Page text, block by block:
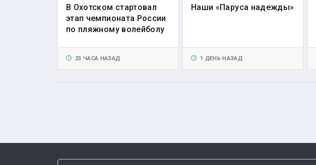
В Охотском стартовал
этап чемпионата России
по пляжному волейболу
23 ЧАСА НАЗАД
Наши «Паруса надежды»
1 ДЕНЬ НАЗАД